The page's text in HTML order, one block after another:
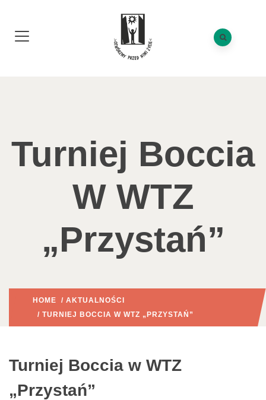
Turniej Boccia
W WTZ
„Przystań”
HOME / AKTUALNOŚCI
/ TURNIEJ BOCCIA W WTZ „PRZYSTAŃ”
Turniej Boccia w WTZ
„Przystań”